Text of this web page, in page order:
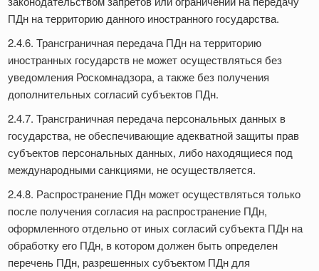
ПДн на территорию данного иностранного государства.
2.4.6. Трансграничная передача ПДн на территорию
иностранных государств не может осуществляться без
уведомления Роскомнадзора, а также без получения
дополнительных согласий субъектов ПДн.
2.4.7. Трансграничная передача персональных данных в
государства, не обеспечивающие адекватной защиты прав
субъектов персональных данных, либо находящиеся под
международными санкциями, не осуществляется.
2.4.8. Распространение ПДн может осуществляться только
после получения согласия на распространение ПДн,
оформленного отдельно от иных согласий субъекта ПДн на
обработку его ПДн, в котором должен быть определен
перечень ПДн, разрешенных субъектом ПДн для